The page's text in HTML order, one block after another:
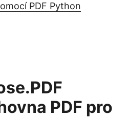
PDF Python
PDF pro